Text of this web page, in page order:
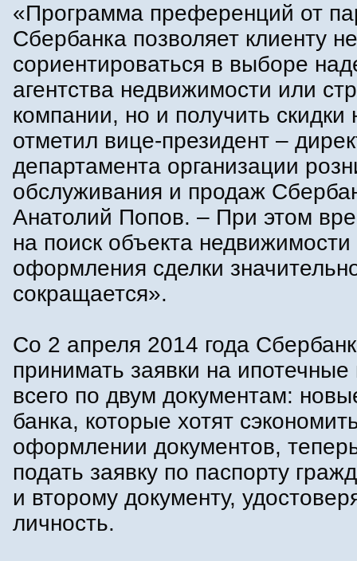
«Программа преференций от
Сбербанка позволяет клиенту
сориентироваться в выборе
агентства недвижимости или
компании, но и получить скидки
отметил вице-президент –
департамента организации
обслуживания и продаж
Анатолий Попов. – При этом
на поиск объекта недвижимости
оформления сделки
сокращается».
Со 2 апреля 2014 года
принимать заявки на ипотечные
всего по двум документам:
банка, которые хотят
оформлении документов,
подать заявку по паспорту
и второму документу,
личность.